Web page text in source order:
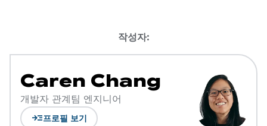
작성자:
Caren Chang
개발자 관계팀 엔지니어
read_more프로필 보기